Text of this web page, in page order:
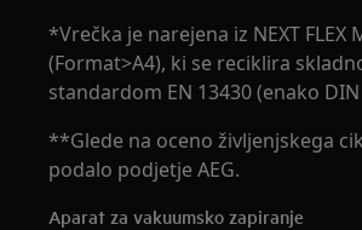
*Vrečka je narejena iz NEXT FLEX
(Format>A4), ki se reciklira
standardom EN 13430 (enako DIN
**Glede na oceno življenjskega
podalo podjetje AEG.
Aparat za vakuumsko zapiranje